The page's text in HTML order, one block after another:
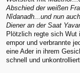
Abschied der weißen
Nîdanadh...und nun
Diener an der Saat
Plötzlich regte sich Wut
empor und verbrannte
eine Ader in ihrem
schnell und